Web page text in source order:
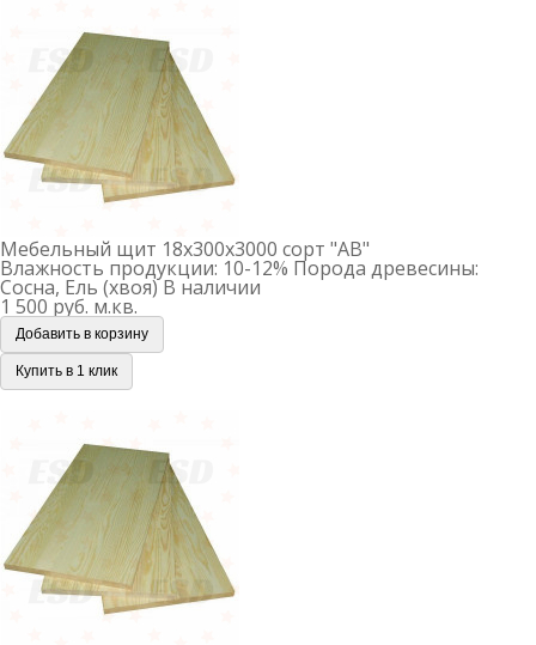
Мебельный щит 18х300х3000 сорт "АВ"
Влажность продукции: 10-12% Порода древесины:
Сосна, Ель (хвоя) В наличии
1 500 руб. м.кв.
Добавить в корзину
Купить в 1 клик